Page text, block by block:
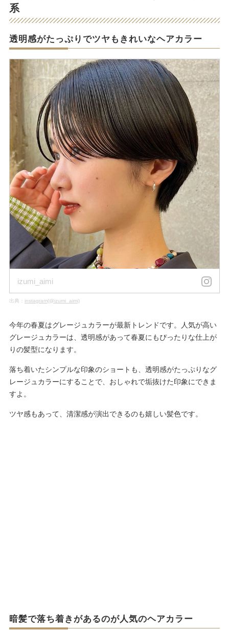
系
透明感がたっぷりでツヤもきれいなヘアカラー
izumi_aimi
出典： instagram(@izumi_aimi)
今年の春夏はグレージュカラーが最新トレンドです。人気が高い
グレージュカラーは、透明感があって春夏にもぴったりな仕上が
りの髪型になります。
落ち着いたシンプルな印象のショートも、透明感がたっぷりなグ
レージュカラーにすることで、おしゃれで垢抜けた印象にできま
すよ。
ツヤ感もあって、清潔感が演出できるのも嬉しい髪色です。
暗髪で落ち着きがあるのが人気のヘアカラー